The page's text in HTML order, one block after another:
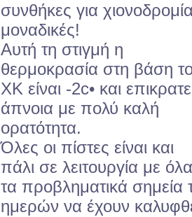
συνθήκες για
μοναδικές!
Αυτή τη στιγμή η
θερμοκρασία στη βάση
ΧΚ είναι -2c• και
άπνοια με πολύ καλή
ορατότητα.
Όλες οι πίστες είναι και
πάλι σε λειτουργία με όλα
τα προβληματικά
ημερών να έχουν